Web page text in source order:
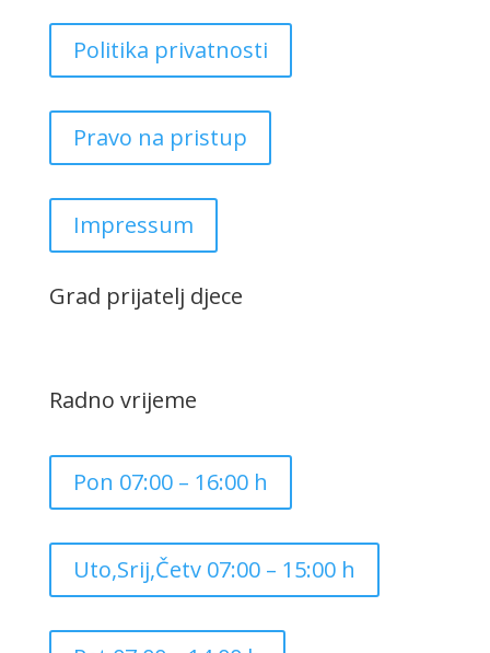
Politika privatnosti
Pravo na pristup
Impressum
Grad prijatelj djece
Radno vrijeme
Pon 07:00 – 16:00 h
Uto,Srij,Četv 07:00 – 15:00 h